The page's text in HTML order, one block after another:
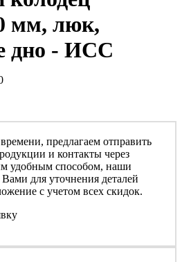
мм, люк,
дно - ИСС
предлагаем отправить
и контакты через
удобным способом, наши
для уточнения деталей
с учетом всех скидок.